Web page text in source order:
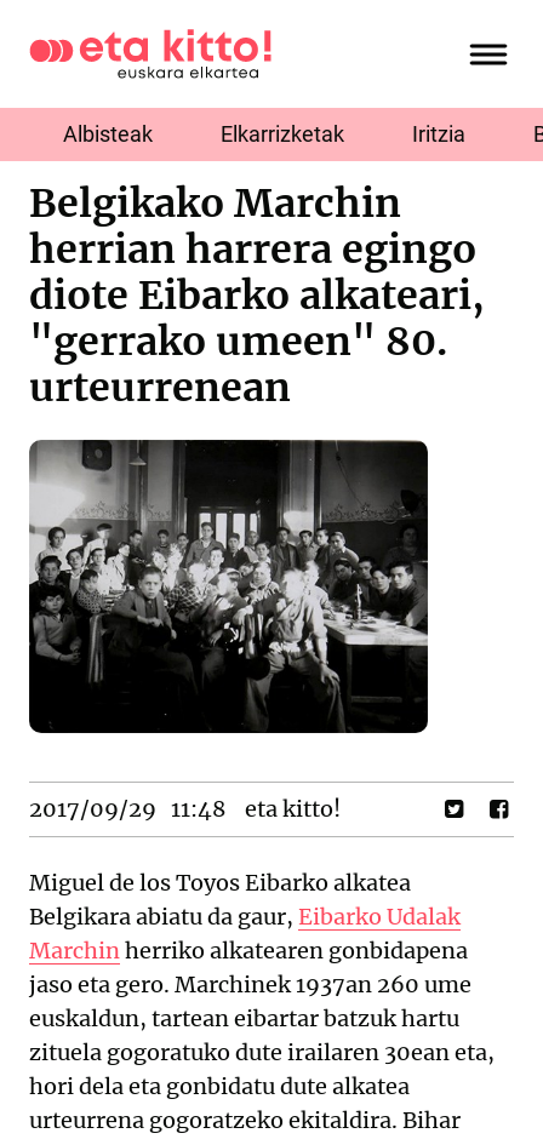
Albisteak Elkarrizketak Iritzia
Belgikako Marchin
herrian harrera egingo
diote Eibarko alkateari,
"gerrako umeen" 80.
urteurrenean
2017/09/29 11:48 eta kitto!
Miguel de los Toyos Eibarko alkatea
Belgikara abiatu da gaur, Eibarko Udalak
Marchinherriko alkatearen gonbidapena
jaso eta gero. Marchinek 1937an 260 ume
euskaldun, tartean eibartar batzuk hartu
zituela gogoratuko dute irailaren 30ean eta,
hori dela eta gonbidatu dute alkatea
urteurrena gogoratzeko ekitaldira. Bihar